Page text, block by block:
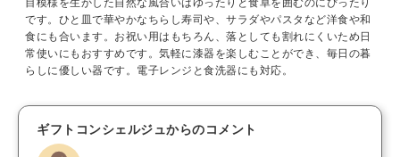
です。ひと皿で華やかなちらし寿司や、サラダやパスタなど洋食や和
食にも合います。お祝い用はもちろん、落としても割れにくいため日
常使いにもおすすめです。気軽に漆器を楽しむことができ、毎日の暮
らしに優しい器です。電子レンジと食洗器にも対応。
ギフトコンシェルジュからのコメント